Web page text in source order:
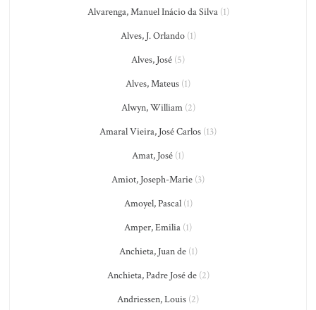
Alvarenga, Manuel Inácio da Silva(1)
Alves, J. Orlando(1)
Alves, José (5)
Alves, Mateus (1)
Alwyn, William(2)
Amaral Vieira, José Carlos (13)
Amat, José (1)
Amiot, Joseph-Marie (3)
Amoyel, Pascal(1)
Amper, Emilia (1)
Anchieta, Juan de(1)
Anchieta, Padre José de(2)
Andriessen, Louis (2)